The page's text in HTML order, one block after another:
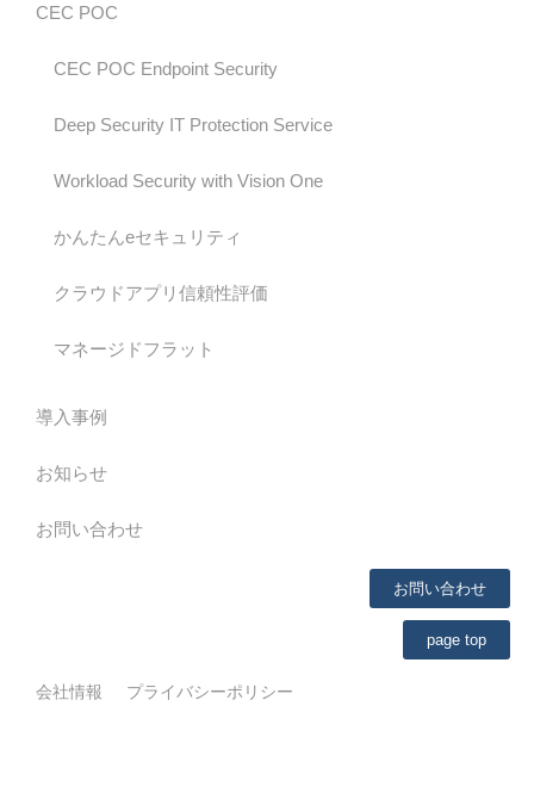
CEC POC
CEC POC Endpoint Security
Deep Security IT Protection Service
Workload Security with Vision One
かんたんeセキュリティ
クラウドアプリ信頼性評価
マネージドフラット
導入事例
お知らせ
お問い合わせ
お問い合わせ
page top
会社情報 プライバシーポリシー